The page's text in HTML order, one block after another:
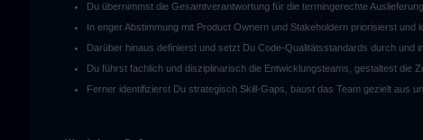
Du übernimmst die Gesamtverantwortung für die termingerechte
In enger Abstimmung mit Product Ownern und Stakeholdern priorisierst
Darüber hinaus definierst und setzt Du Code-Qualitätsstandards durch und
Du führst fachlich und disziplinarisch die Entwicklungsteams, gestaltest die
Ferner identifizierst Du strategisch Skill-Gaps, baust das Team gezielt aus